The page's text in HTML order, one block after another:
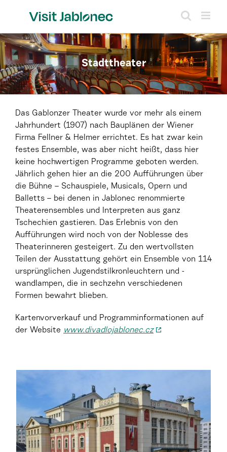
Stadttheater
Das Gablonzer Theater wurde vor mehr als einem
Jahrhundert (1907) nach Bauplänen der Wiener
Firma Fellner & Helmer errichtet. Es hat zwar kein
festes Ensemble, was aber nicht heißt, dass hier
keine hochwertigen Programme geboten werden.
Jährlich gehen hier an die 200 Aufführungen über
die Bühne – Schauspiele, Musicals, Opern und
Balletts – bei denen in Jablonec renommierte
Theaterensembles und Interpreten aus ganz
Tschechien gastieren. Das Erlebnis von den
Aufführungen wird noch von der Noblesse des
Theaterinneren gesteigert. Zu den wertvollsten
Teilen der Ausstattung gehört ein Ensemble von 114
ursprünglichen Jugendstilkronleuchtern und -
wandlampen, die in sechzehn verschiedenen
Formen bewahrt blieben.
Kartenvorverkauf und Programminformationen auf
der Website www.divadlojablonec.cz